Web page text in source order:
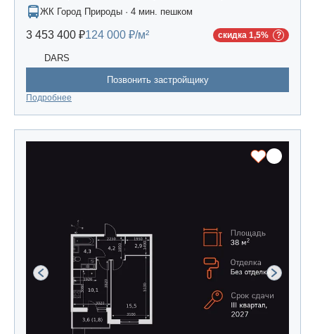
ЖК Город Природы · 4 мин. пешком
3 453 400 ₽124 000 ₽/м² скидка 1,5%
DARS
Позвонить застройщику
Подробнее